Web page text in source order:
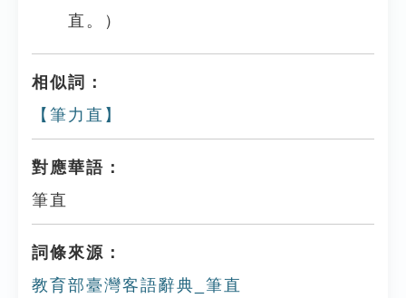
直。）
相似詞：
【筆力直】
對應華語：
筆直
詞條來源：
教育部臺灣客語辭典_筆直